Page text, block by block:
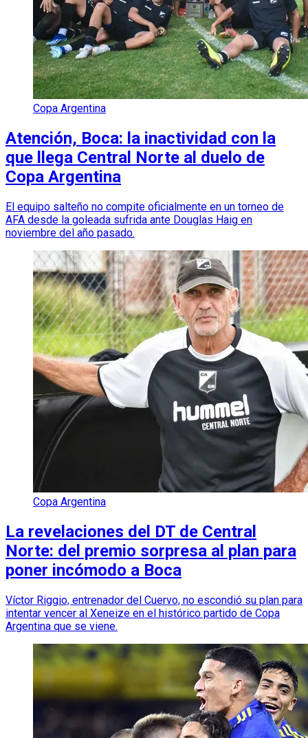
Copa Argentina
Atención, Boca: la inactividad con la
que llega Central Norte al duelo de
Copa Argentina
El equipo salteño no compite oficialmente en un torneo de
AFA desde la goleada sufrida ante Douglas Haig en
noviembre del año pasado.
Copa Argentina
La revelaciones del DT de Central
Norte: del premio sorpresa al plan para
poner incómodo a Boca
Víctor Riggio, entrenador del Cuervo, no escondió su plan para
intentar vencer al Xeneize en el histórico partido de Copa
Argentina que se viene.